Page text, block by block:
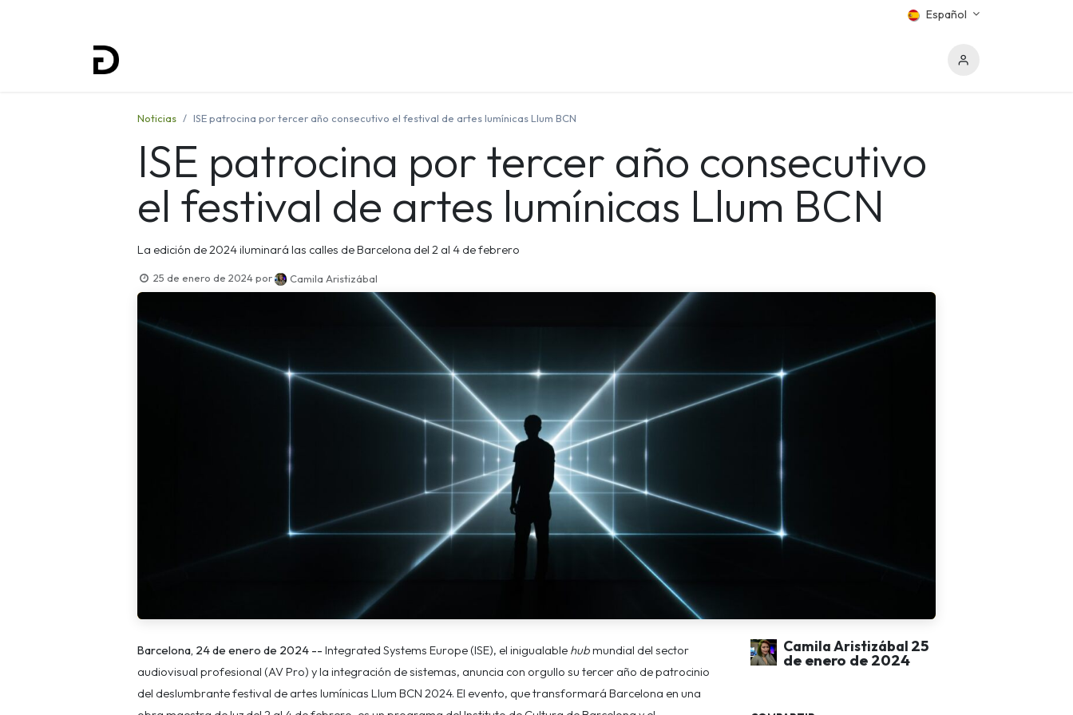
Español
Noticias ISE patrocina por tercer año consecutivo el festival de artes lumínicas Llum BCN
ISE patrocina por tercer año consecutivo
el festival de artes lumínicas Llum BCN
La edición de 2024 iluminará las calles de Barcelona del 2 al 4 de febrero
25 de enero de 2024 por Camila Aristizábal
Barcelona, 24 de enero de 2024 -- Integrated Systems Europe (ISE), el inigualable hubmundial del sector
audiovisual profesional (AV Pro) y la integración de sistemas, anuncia con orgullo su tercer año de patrocinio
del deslumbrante festival de artes lumínicas Llum BCN 2024. El evento, que transformará Barcelona en una
Camila Aristizábal 25
de enero de 2024